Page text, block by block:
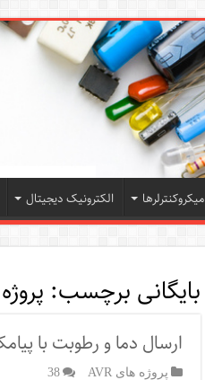
میکروکنترلرها الکترونیک دیجیتال
بایگانی برچسب:
ارسال دما و رطوبت با
پروژه های AVR 38